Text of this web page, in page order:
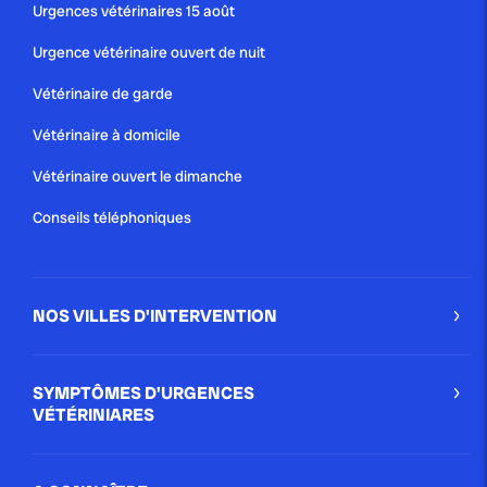
compagnie d’un animal apporte bien-être et réconfort
Une chose est sûre, les services d’urgences
Blog
Urgences vétérinaires 15 août
Urgence vétérinaire ouvert de nuit
Vétérinaire de garde
Vétérinaire à domicile
Vétérinaire ouvert le dimanche
Conseils téléphoniques
NOS VILLES D'INTERVENTION
SYMPTÔMES D'URGENCES
VÉTÉRINIARES